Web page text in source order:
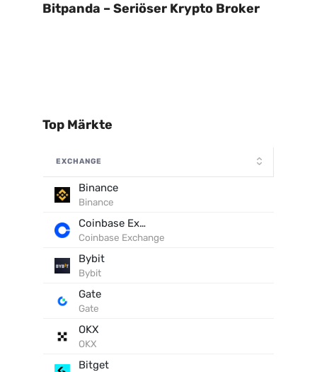
Bitpanda – Seriöser Krypto Broker
Top Märkte
EXCHANGE
Binance
Binance
Coinbase Exchange
Coinbase Exchange
Bybit
Bybit
Gate
Gate
OKX
OKX
Bitget